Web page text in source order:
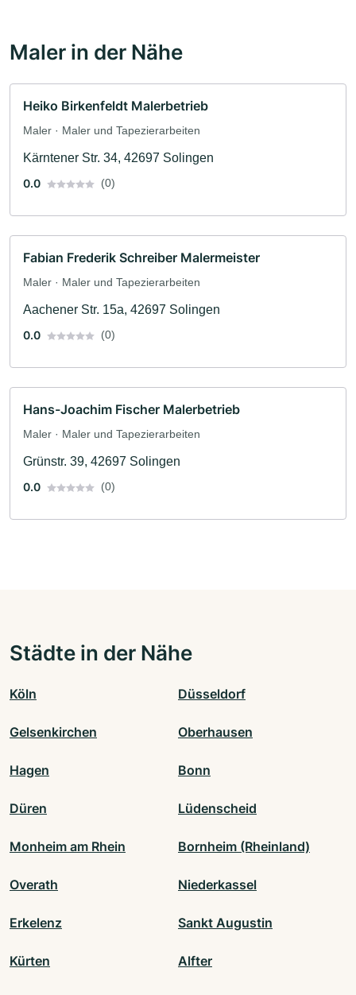
Maler in der Nähe
Heiko Birkenfeldt Malerbetrieb
Maler · Maler und Tapezierarbeiten
Kärntener Str. 34, 42697 Solingen
0.0
(0)
Fabian Frederik Schreiber Malermeister
Maler · Maler und Tapezierarbeiten
Aachener Str. 15a, 42697 Solingen
0.0
(0)
Hans-Joachim Fischer Malerbetrieb
Maler · Maler und Tapezierarbeiten
Grünstr. 39, 42697 Solingen
0.0
(0)
Städte in der Nähe
Köln Düsseldorf
Gelsenkirchen Oberhausen
Hagen Bonn
Düren Lüdenscheid
Monheim am Rhein Bornheim (Rheinland)
Overath Niederkassel
Erkelenz Sankt Augustin
Kürten Alfter